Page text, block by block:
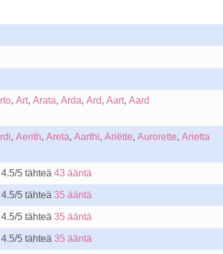
, Art, Arata, Arda, Ard, Aart, Aard
, Aerith, Areta, Aarthi, Ariëtte, Aurorette, Arietta
4.5/5 tähteä 43 ääntä
4.5/5 tähteä 35 ääntä
4.5/5 tähteä 35 ääntä
4.5/5 tähteä 35 ääntä